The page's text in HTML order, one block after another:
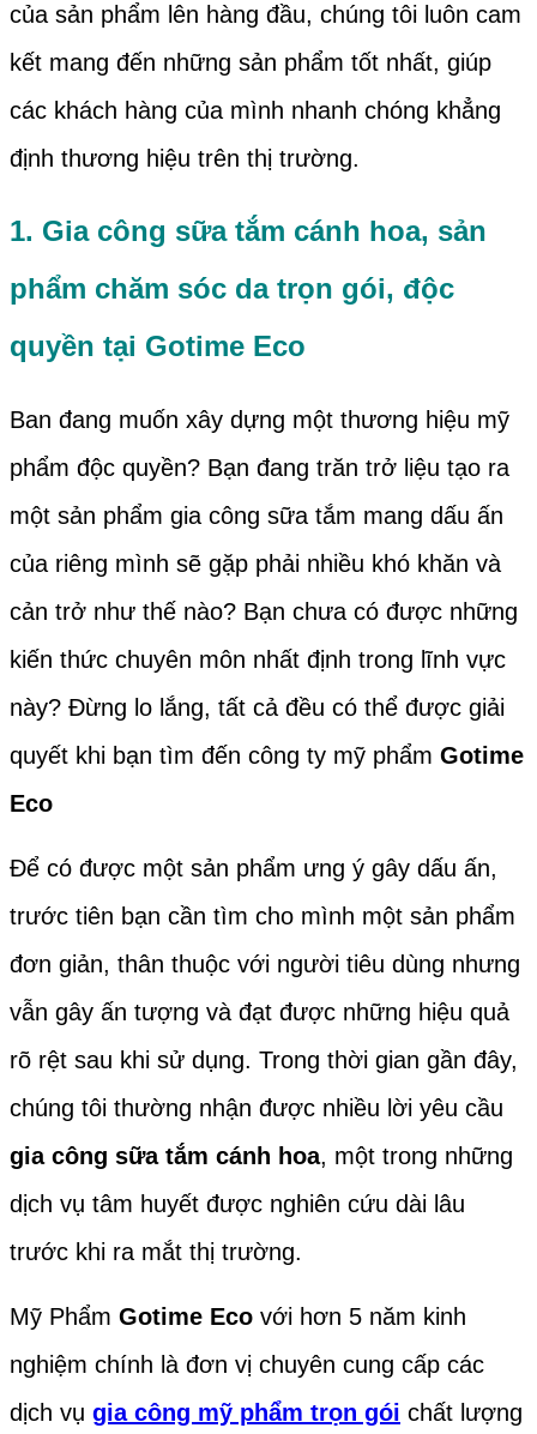
của sản phẩm lên hàng đầu, chúng tôi luôn cam
kết mang đến những sản phẩm tốt nhất, giúp
các khách hàng của mình nhanh chóng khẳng
định thương hiệu trên thị trường.
1. Gia công sữa tắm cánh hoa, sản
phẩm chăm sóc da trọn gói, độc
quyền tại Gotime Eco
Ban đang muốn xây dựng một thương hiệu mỹ
phẩm độc quyền? Bạn đang trăn trở liệu tạo ra
một sản phẩm gia công sữa tắm mang dấu ấn
của riêng mình sẽ gặp phải nhiều khó khăn và
cản trở như thế nào? Bạn chưa có được những
kiến thức chuyên môn nhất định trong lĩnh vực
này? Đừng lo lắng, tất cả đều có thể được giải
quyết khi bạn tìm đến công ty mỹ phẩm Gotime
Eco
Để có được một sản phẩm ưng ý gây dấu ấn,
trước tiên bạn cần tìm cho mình một sản phẩm
đơn giản, thân thuộc với người tiêu dùng nhưng
vẫn gây ấn tượng và đạt được những hiệu quả
rõ rệt sau khi sử dụng. Trong thời gian gần đây,
chúng tôi thường nhận được nhiều lời yêu cầu
gia công sữa tắm cánh hoa, một trong những
dịch vụ tâm huyết được nghiên cứu dài lâu
trước khi ra mắt thị trường.
Mỹ Phẩm Gotime Eco với hơn 5 năm kinh
nghiệm chính là đơn vị chuyên cung cấp các
dịch vụ gia công mỹ phẩm trọn gói chất lượng